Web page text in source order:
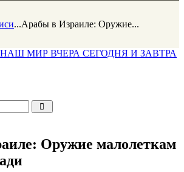
...Арабы в Израиле: Оружие...
НАШ МИР ВЧЕРА СЕГОДНЯ И ЗАВТРА
Оружие малолеткам